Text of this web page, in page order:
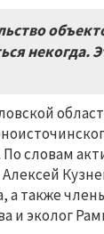
некогда.
словам
а также
и эколог